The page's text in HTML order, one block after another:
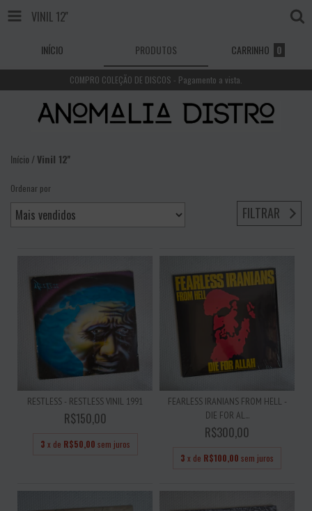
VINIL 12''
INÍCIO PRODUTOS CARRINHO 0
COMPRO COLEÇÃO DE DISCOS - Pagamento a vista.
Início /Vinil 12''
Ordenar por
FILTRAR
RESTLESS - RESTLESS VINIL 1991
R$150,00
3 x de R$50,00 sem juros
FEARLESS IRANIANS FROM HELL -
DIE FOR AL...
R$300,00
3 x de R$100,00 sem juros